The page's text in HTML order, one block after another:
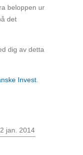
beloppen ur
det
dig av detta
Invest.
jan. 2014